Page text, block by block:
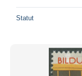
Statut